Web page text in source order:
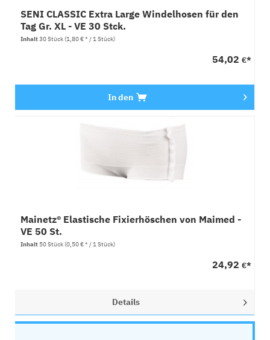
SENI CLASSIC Extra Large Windelhosen für den
Tag Gr. XL - VE 30 Stck.
Inhalt30 Stück(1,80 € * / 1 Stück)
54,02 €*
In den
Mainetz® Elastische Fixierhöschen von Maimed -
VE 50 St.
Inhalt 50 Stück(0,50 € * / 1 Stück)
24,92 €*
Details